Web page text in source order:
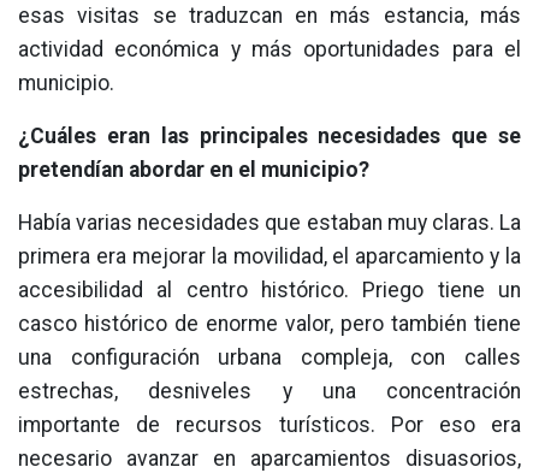
esas visitas se traduzcan en más estancia, más
actividad económica y más oportunidades para el
municipio.
¿Cuáles eran las principales necesidades que se
pretendían abordar en el municipio?
Había varias necesidades que estaban muy claras. La
primera era mejorar la movilidad, el aparcamiento y la
accesibilidad al centro histórico. Priego tiene un
casco histórico de enorme valor, pero también tiene
una configuración urbana compleja, con calles
estrechas, desniveles y una concentración
importante de recursos turísticos. Por eso era
necesario avanzar en aparcamientos disuasorios,